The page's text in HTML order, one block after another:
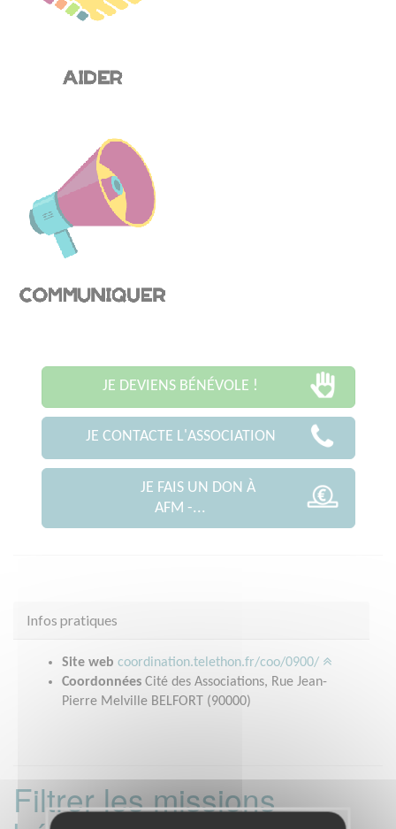
JE DEVIENS BÉNÉVOLE !
JE CONTACTE L'ASSOCIATION
JE FAIS UN DON À
AFM -...
Infos pratiques
Site web coordination.telethon.fr/coo/0900/
Coordonnées Cité des Associations, Rue Jean-
Pierre Melville BELFORT (90000)
Filtrer les missions